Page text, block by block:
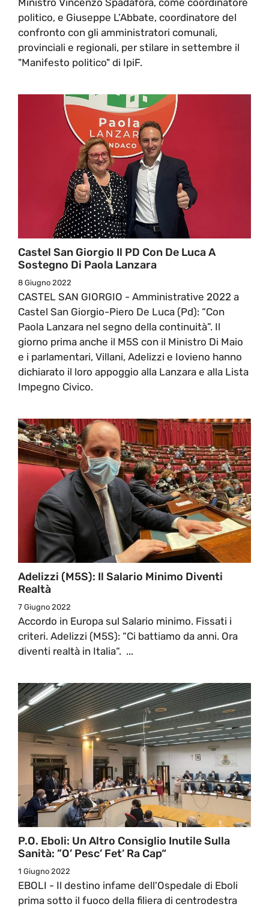
politico, e Giuseppe L’Abbate, coordinatore del
confronto con gli amministratori comunali,
provinciali e regionali, per stilare in settembre il
"Manifesto politico" di IpiF.
Castel San Giorgio Il PD Con De Luca A
Sostegno Di Paola Lanzara
8 Giugno 2022
CASTEL SAN GIORGIO - Amministrative 2022 a
Castel San Giorgio-Piero De Luca (Pd): “Con
Paola Lanzara nel segno della continuità”. Il
giorno prima anche il M5S con il Ministro Di Maio
e i parlamentari, Villani, Adelizzi e Iovieno hanno
dichiarato il loro appoggio alla Lanzara e alla Lista
Impegno Civico.
Adelizzi (M5S): Il Salario Minimo Diventi
Realtà
7 Giugno 2022
Accordo in Europa sul Salario minimo. Fissati i
criteri. Adelizzi (M5S): “Ci battiamo da anni. Ora
diventi realtà in Italia“. ...
P.O. Eboli: Un Altro Consiglio Inutile Sulla
Sanità: ”O’ Pesc’ Fet’ Ra Cap“
1 Giugno 2022
EBOLI - Il destino infame dell'Ospedale di Eboli
prima sotto il fuoco della filiera di centrodestra